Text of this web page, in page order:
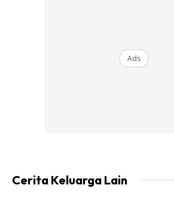
– Semua bahan diatas dimixer kecuali
Ads
Cerita Keluarga Lain